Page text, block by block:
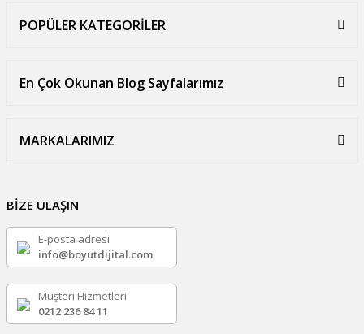
POPÜLER KATEGORİLER
En Çok Okunan Blog Sayfalarımız
MARKALARIMIZ
BİZE ULAŞIN
E-posta adresi
info@boyutdijital.com
Müşteri Hizmetleri
0212 236 84 11